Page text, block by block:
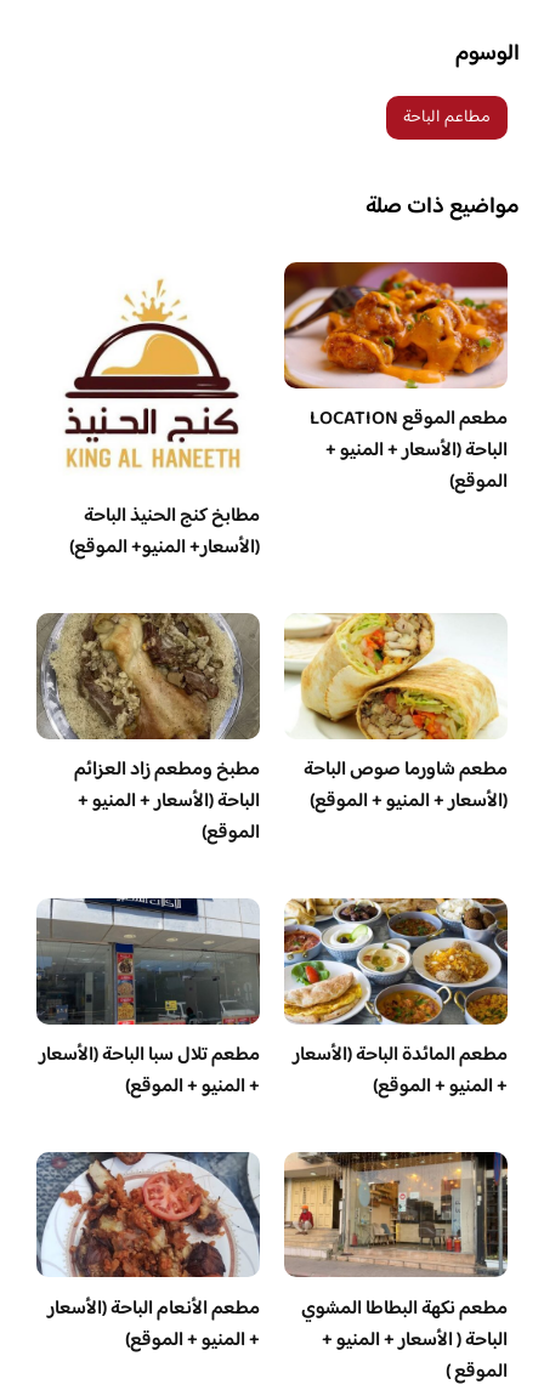
الوسوم
مطاعم الباحة
مواضيع ذات صلة
مطعم الموقع LOCATION
الباحة (الأسعار + المنيو +
الموقع)
مطابخ كنج الحنيذ الباحة
(الأسعار+ المنيو+ الموقع)
مطعم شاورما صوص الباحة
(الأسعار + المنيو + الموقع)
مطبخ ومطعم زاد العزائم
الباحة (الأسعار + المنيو +
الموقع)
مطعم المائدة الباحة (الأسعار
+ المنيو + الموقع)
مطعم تلال سبا الباحة (الأسعار
+ المنيو + الموقع)
مطعم نكهة البطاطا المشوي
الباحة ( الأسعار + المنيو +
الموقع )
مطعم الأنعام الباحة (الأسعار
+ المنيو + الموقع)